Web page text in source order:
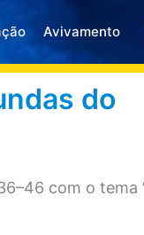
Avivamento
do
com o tema